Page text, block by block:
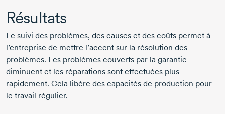
Résultats
Le suivi des problèmes, des causes et des coûts permet à
l’entreprise de mettre l’accent sur la résolution des
problèmes. Les problèmes couverts par la garantie
diminuent et les réparations sont effectuées plus
rapidement. Cela libère des capacités de production pour
le travail régulier.